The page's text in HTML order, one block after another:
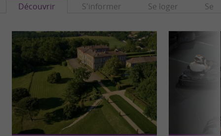
Découvrir S'informer Se loger Se